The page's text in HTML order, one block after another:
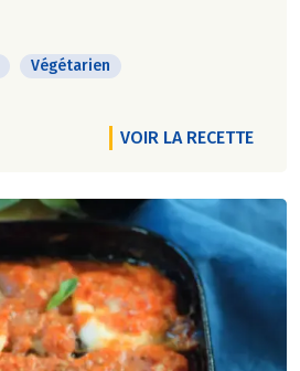
Végétarien
VOIR LA RECETTE